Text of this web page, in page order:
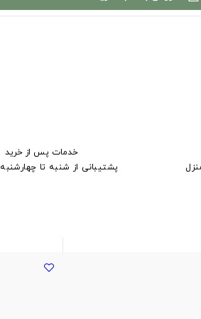
خدمات پس از خرید
پشتیبانی از شنبه تا چهارشنبه 9 الی 18